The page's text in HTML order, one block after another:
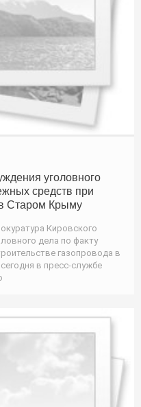
уголовного
средств при
в Старом Крыму
Кировского
дела по факту
газопровода в
в пресс-службе